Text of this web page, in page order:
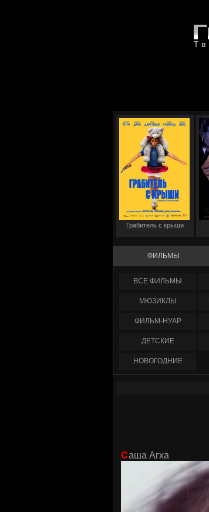
Грабитель с крыши
ФИЛЬМЫ
ФИЛЬМЫ
МЮЗИКЛЫ
ФИЛЬМ-НУАР
ДЕТСКИЕ
НОВОГОДНИЕ
Саша Агха